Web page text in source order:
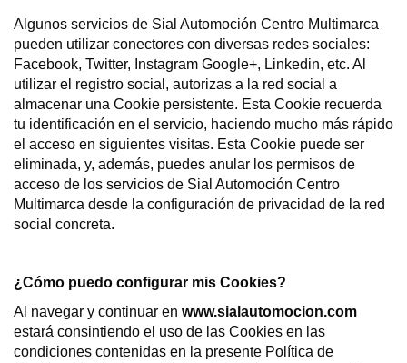
Algunos servicios de Sial Automoción Centro Multimarca
pueden utilizar conectores con diversas redes sociales:
Facebook, Twitter, Instagram Google+, Linkedin, etc. Al
utilizar el registro social, autorizas a la red social a
almacenar una Cookie persistente. Esta Cookie recuerda
tu identificación en el servicio, haciendo mucho más rápido
el acceso en siguientes visitas. Esta Cookie puede ser
eliminada, y, además, puedes anular los permisos de
acceso de los servicios de Sial Automoción Centro
Multimarca desde la configuración de privacidad de la red
social concreta.
¿Cómo puedo configurar mis Cookies?
Al navegar y continuar en www.sialautomocion.com
estará consintiendo el uso de las Cookies en las
condiciones contenidas en la presente Política de